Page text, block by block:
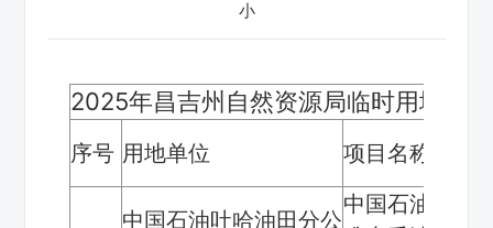
小
2025年昌吉州自然资源局临时用地批
序号 用地单位 项目名称
中国石油吐哈油田分公
中国石油吐哈